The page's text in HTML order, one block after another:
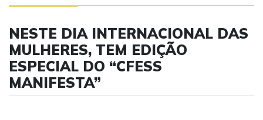
NESTE DIA INTERNACIONAL DAS
MULHERES, TEM EDIÇÃO
ESPECIAL DO “CFESS
MANIFESTA”